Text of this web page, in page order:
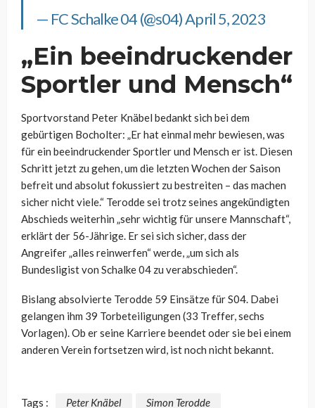
— FC Schalke 04 (@s04)April 5, 2023
„Ein beeindruckender
Sportler und Mensch“
Sportvorstand Peter Knäbel bedankt sich bei dem
gebürtigen Bocholter: „Er hat einmal mehr bewiesen, was
für ein beeindruckender Sportler und Mensch er ist. Diesen
Schritt jetzt zu gehen, um die letzten Wochen der Saison
befreit und absolut fokussiert zu bestreiten – das machen
sicher nicht viele.“ Terodde sei trotz seines angekündigten
Abschieds weiterhin „sehr wichtig für unsere Mannschaft“,
erklärt der 56-Jährige. Er sei sich sicher, dass der
Angreifer „alles reinwerfen“ werde, „um sich als
Bundesligist von Schalke 04 zu verabschieden“.
Bislang absolvierte Terodde 59 Einsätze für S04. Dabei
gelangen ihm 39 Torbeteiligungen (33 Treffer, sechs
Vorlagen). Ob er seine Karriere beendet oder sie bei einem
anderen Verein fortsetzen wird, ist noch nicht bekannt.
Tags : Peter Knäbel Simon Terodde